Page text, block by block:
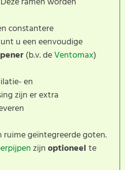
constantere
u een eenvoudige
(b.v. deVentomax)
en
zijn er extra
ruime geïntegreerde goten.
zijnoptioneel te